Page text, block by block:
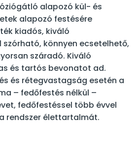
alapozó kül- és
alapozó festésére
kiadós, kiváló
szórható, könnyen ecsetelhető,
száradó. Kiváló
és tartós bevonatot ad.
és rétegvastagság esetén a
– fedőfestés nélkül –
fedőfestéssel több évvel
rendszer élettartalmát.